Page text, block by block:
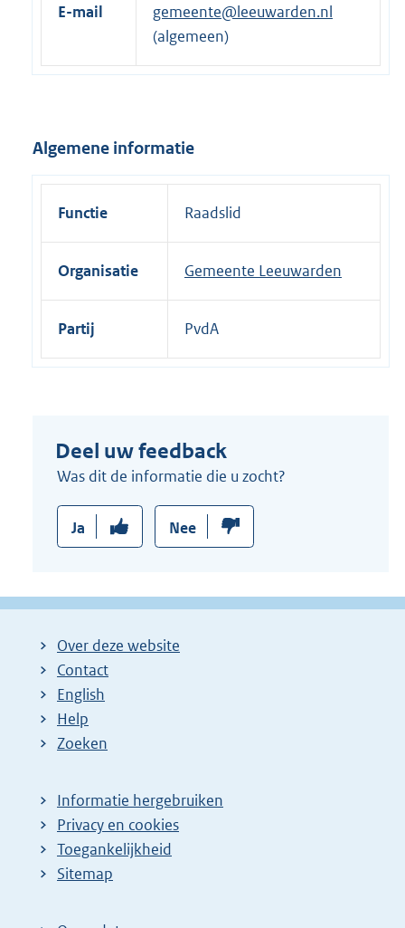
r
e
n
k
E-mail
gemeente@leeuwarden.nl
(algemeen)
Algemene informatie
Functie Raadslid
Organisatie Gemeente Leeuwarden
Partij PvdA
Deel uw feedback
Was dit de informatie die u zocht?
Ja Nee
Over deze website
Contact
English
Help
Zoeken
Informatie hergebruiken
Privacy en cookies
Toegankelijkheid
Sitemap